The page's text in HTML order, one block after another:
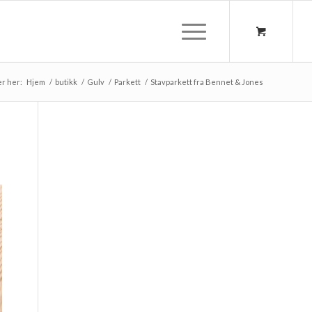
her: Hjem / butikk / Gulv / Parkett / Stavparkett fra Bennet & Jones